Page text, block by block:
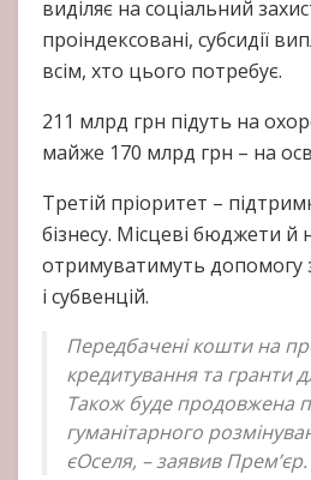
виділяє на соціальний
проіндексовані, субсидії
всім, хто цього потребує.
211 млрд грн підуть на
майже 170 млрд грн – на
Третій пріоритет –
бізнесу. Місцеві бюджети й
отримуватимуть допомогу
і субвенцій.
Передбачені кошти на
кредитування та гранти
Також буде продовжена
гуманітарного
єОселя, – заявив Прем’єр.